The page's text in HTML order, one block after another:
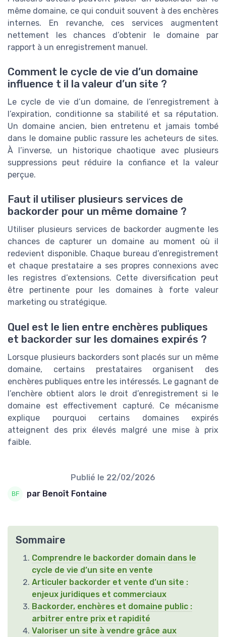
même domaine, ce qui conduit souvent à des enchères
internes. En revanche, ces services augmentent
nettement les chances d’obtenir le domaine par
rapport à un enregistrement manuel.
Comment le cycle de vie d’un domaine
influence t il la valeur d’un site ?
Le cycle de vie d’un domaine, de l’enregistrement à
l’expiration, conditionne sa stabilité et sa réputation.
Un domaine ancien, bien entretenu et jamais tombé
dans le domaine public rassure les acheteurs de sites.
À l’inverse, un historique chaotique avec plusieurs
suppressions peut réduire la confiance et la valeur
perçue.
Faut il utiliser plusieurs services de
backorder pour un même domaine ?
Utiliser plusieurs services de backorder augmente les
chances de capturer un domaine au moment où il
redevient disponible. Chaque bureau d’enregistrement
et chaque prestataire a ses propres connexions avec
les registres d’extensions. Cette diversification peut
être pertinente pour les domaines à forte valeur
marketing ou stratégique.
Quel est le lien entre enchères publiques
et backorder sur les domaines expirés ?
Lorsque plusieurs backorders sont placés sur un même
domaine, certains prestataires organisent des
enchères publiques entre les intéressés. Le gagnant de
l’enchère obtient alors le droit d’enregistrement si le
domaine est effectivement capturé. Ce mécanisme
explique pourquoi certains domaines expirés
atteignent des prix élevés malgré une mise à prix
faible.
Publié le 22/02/2026
par Benoît Fontaine
Sommaire
Comprendre le backorder domain dans le
cycle de vie d’un site en vente
Articuler backorder et vente d’un site :
enjeux juridiques et commerciaux
Backorder, enchères et domaine public :
arbitrer entre prix et rapidité
Valoriser un site à vendre grâce aux